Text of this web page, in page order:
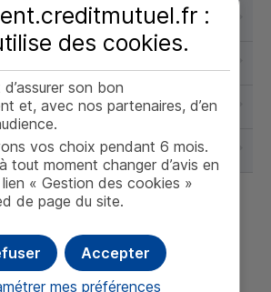
:
des cookies.
son bon
et, avec nos partenaires, d’en
vos choix pendant 6 mois.
tout moment changer d’avis en
« Gestion des cookies »
de page du site.
Accepter
mes préférences